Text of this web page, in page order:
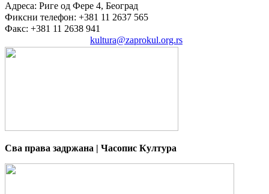
Адреса: Риге од Фере 4, Београд
Фиксни телефон: +381 11 2637 565
Факс: +381 11 2638 941
kultura@zaprokul.org.rs
Сва права задржана | Часопис Култура